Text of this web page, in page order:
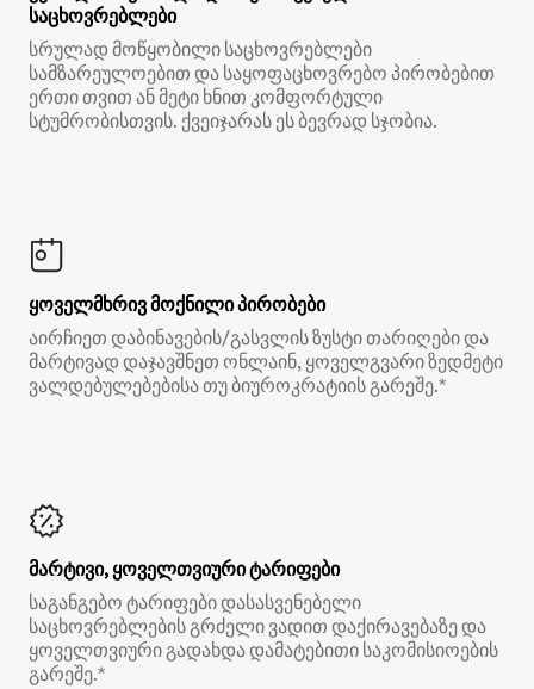
საცხოვრებლები
სრულად მოწყობილი საცხოვრებლები
სამზარეულოებით და საყოფაცხოვრებო პირობებით
ერთი თვით ან მეტი ხნით კომფორტული
სტუმრობისთვის. ქვეიჯარას ეს ბევრად სჯობია.
ყოველმხრივ მოქნილი პირობები
აირჩიეთ დაბინავების/გასვლის ზუსტი თარიღები და
მარტივად დაჯავშნეთ ონლაინ, ყოველგვარი ზედმეტი
ვალდებულებებისა თუ ბიუროკრატიის გარეშე.*
მარტივი, ყოველთვიური ტარიფები
საგანგებო ტარიფები დასასვენებელი
საცხოვრებლების გრძელი ვადით დაქირავებაზე და
ყოველთვიური გადახდა დამატებითი საკომისიოების
გარეშე.*